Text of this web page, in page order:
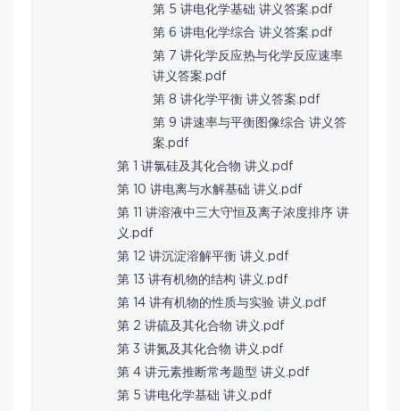
第 5 讲电化学基础 讲义答案.pdf
第 6 讲电化学综合 讲义答案.pdf
第 7 讲化学反应热与化学反应速率
讲义答案.pdf
第 8 讲化学平衡 讲义答案.pdf
第 9 讲速率与平衡图像综合 讲义答
案.pdf
第 1 讲氯硅及其化合物 讲义.pdf
第 10 讲电离与水解基础 讲义.pdf
第 11 讲溶液中三大守恒及离子浓度排序 讲
义.pdf
第 12 讲沉淀溶解平衡 讲义.pdf
第 13 讲有机物的结构 讲义.pdf
第 14 讲有机物的性质与实验 讲义.pdf
第 2 讲硫及其化合物 讲义.pdf
第 3 讲氮及其化合物 讲义.pdf
第 4 讲元素推断常考题型 讲义.pdf
第 5 讲电化学基础 讲义.pdf